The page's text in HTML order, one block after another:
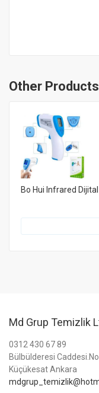
Other
Bo Hui Infrared
Md Grup Temizlik
0312 430 67 89
Bülbülderesi
Küçükesat Ankara